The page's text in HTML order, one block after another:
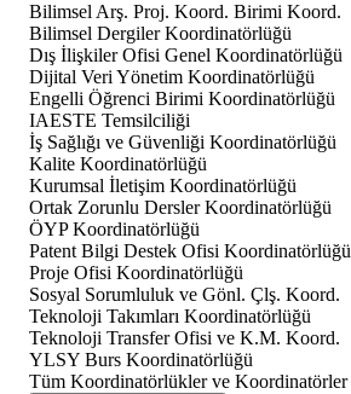
Bilimsel Arş. Proj. Koord. Birimi Koord.
Bilimsel Dergiler Koordinatörlüğü
Dış İlişkiler Ofisi Genel Koordinatörlüğü
Dijital Veri Yönetim Koordinatörlüğü
Engelli Öğrenci Birimi Koordinatörlüğü
IAESTE Temsilciliği
İş Sağlığı ve Güvenliği Koordinatörlüğü
Kalite Koordinatörlüğü
Kurumsal İletişim Koordinatörlüğü
Ortak Zorunlu Dersler Koordinatörlüğü
ÖYP Koordinatörlüğü
Patent Bilgi Destek Ofisi Koordinatörlüğü
Proje Ofisi Koordinatörlüğü
Sosyal Sorumluluk ve Gönl. Çlş. Koord.
Teknoloji Takımları Koordinatörlüğü
Teknoloji Transfer Ofisi ve K.M. Koord.
YLSY Burs Koordinatörlüğü
Tüm Koordinatörlükler ve Koordinatörler